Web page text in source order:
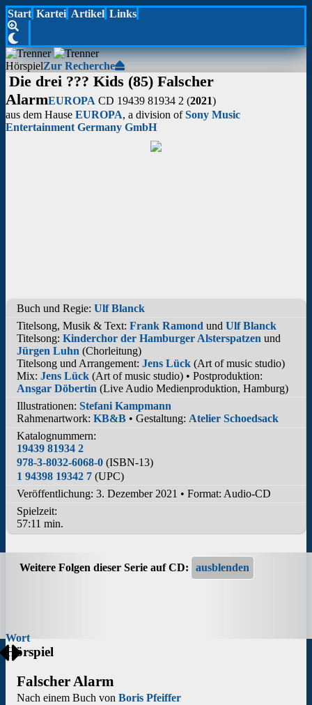
Start Kartei Artikel Links
HörspielZur Recherche
Die drei ??? Kids (85) Falscher
AlarmEUROPA CD 19439 81934 2 (2021)
aus dem Hause EUROPA, a division ofSony Music
Entertainment Germany GmbH
Buch und Regie: Ulf Blanck
Titelsong, Musik & Text: Frank Ramond und Ulf Blanck
Titelsong: Kinderchor der Hamburger Alsterspatzen und
Jürgen Luhn (Chorleitung)
Titelsong und Arrangement: Jens Lück (Art of music studio)
Mix: Jens Lück (Art of music studio) • Postproduktion:
Ansgar Döbertin (Live Audio Medienproduktion, Hamburg)
Illustrationen: Stefani Kampmann
Rahmenartwork: KB&B • Gestaltung: Atelier Schoedsack
Katalognummern:
19439 81934 2
978-3-8032-6068-0 (ISBN-13)
1 94398 19342 7 (UPC)
Veröffentlichung: 3. Dezember 2021 • Format: Audio-CD
Spielzeit:
57:11 min.
Weitere Folgen dieser Serie auf CD:
Wort
Hörspiel
Falscher Alarm
Nach einem Buch von Boris Pfeiffer